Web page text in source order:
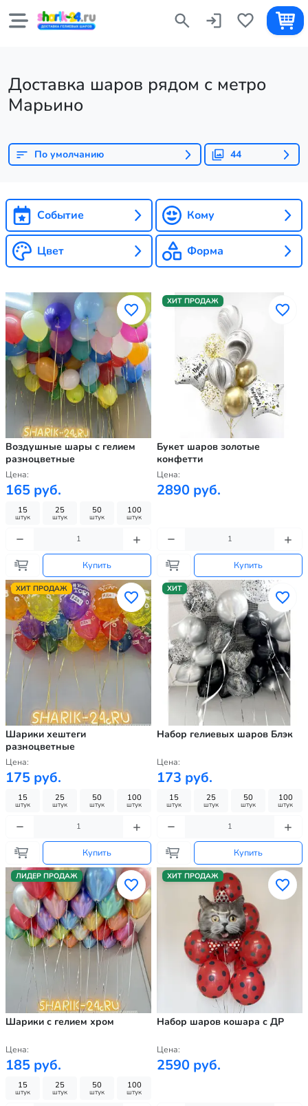
Доставка шаров рядом с метро
Марьино
По умолчанию 44
Событие Кому
Цвет Форма
Воздушные шары с гелием
разноцветные
Цена:
165 руб.
15
штук
25
штук
50
штук
100
штук
Купить
ХИТ ПРОДАЖ
Букет шаров золотые
конфетти
Цена:
2890 руб.
Купить
ХИТ ПРОДАЖ
Шарики хештеги
разноцветные
Цена:
175 руб.
15
штук
25
штук
50
штук
100
штук
Купить
ХИТ
Набор гелиевых шаров Блэк
Цена:
173 руб.
15
штук
25
штук
50
штук
100
штук
Купить
ЛИДЕР ПРОДАЖ
Шарики с гелием хром
Цена:
185 руб.
15
штук
25
штук
50
штук
100
штук
ХИТ ПРОДАЖ
Набор шаров кошара с ДР
Цена:
2590 руб.